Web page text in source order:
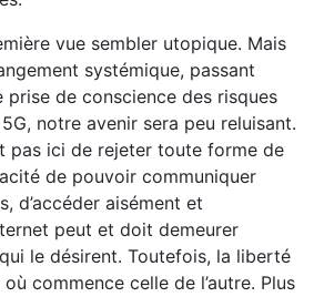
vue sembler utopique. Mais
systémique, passant
prise de conscience des risques
notre avenir sera peu reluisant.
pas ici de rejeter toute forme de
de pouvoir communiquer
d’accéder aisément et
peut et doit demeurer
le désirent. Toutefois, la liberté
commence celle de l’autre. Plus